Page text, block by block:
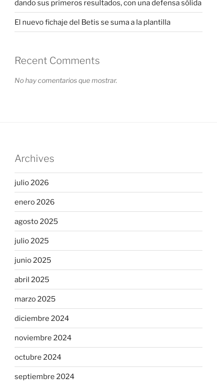
dando sus primeros resultados, con una defensa sólida
El nuevo fichaje del Betis se suma a la plantilla
Recent Comments
No hay comentarios que mostrar.
Archives
julio 2026
enero 2026
agosto 2025
julio 2025
junio 2025
abril 2025
marzo 2025
diciembre 2024
noviembre 2024
octubre 2024
septiembre 2024